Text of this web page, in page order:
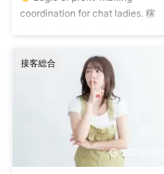
coordination for chat ladies. 稼
ク、フェイスメイク、そしてファ
ッション。 「稼げる」キャスト
は、例外なくこれら全てのコーデ
ィネートに徹底してこだわりま
す。 一方で、なかなか結果が出
ないキャストは 「普段の自分の
まま」 で画面の前に座ってしま
接客総合
2023/3/17